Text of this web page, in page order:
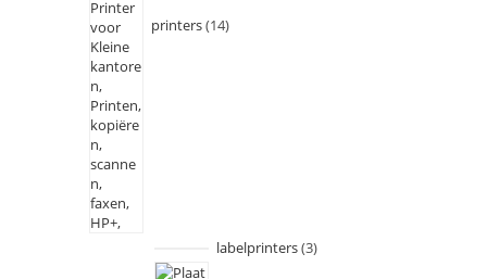
printers 14
labelprinters 3